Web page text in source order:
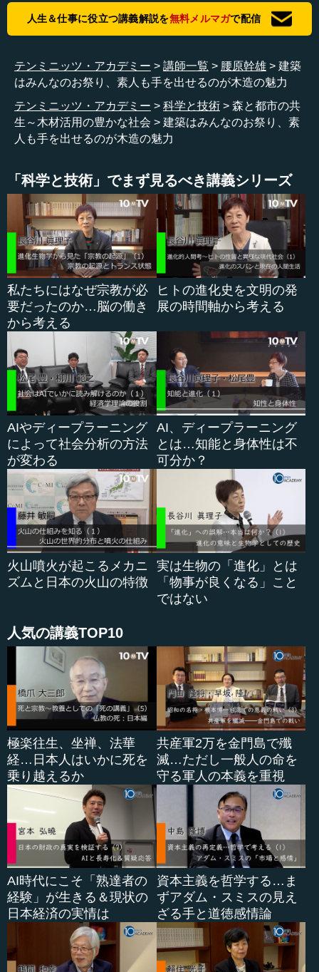
して使った場合、外に露出すると「雨掛かり」の高いハー
ドルがあるので、なかなか前面には出せない。でも、鉄筋
えるようにできるということです。この辺りが技術のジレ
ンマなのですが、将来的にはこういう建物も本当に木造で
完成できるようになるかもしれません。
今後問題になるのは、このような技術開発は案件、課題
がないと全く前に進めない点です。まさに「鶏が先か、卵
る技術がないから、建てません」と言われてしまうのです
が、「建てたい」と言われないと、技術もなかなか進歩し
ないわけです。
日本初の本格的な木造オフィスは、誰が建ててくれるこ
とになるのでしょうか。こういう講演会などでお話しする
ときに私は必ず、「皆さん、ぜひ本社ビルを木造にしてく
ださい。今なら『日本初』という冠がいくらでもついてき
ます」と言っています。ぜひやっていただきたいと思いま
す。
●「木の風景」を伝えるイベントは都会の中心で
私たちの活動では、「風景...
人生＆仕事に役立つ講義解説を無料メルマガで配信
テンミニッツ・アカデミー 講師一覧 腰原幹雄
建築
はみんなのお祭り、素人も手を出せるのが木造の魅力
テンミニッツ・アカデミー
科学と技術
森と都市の共
生～木材活用の豊かな社会
建築はみんなのお祭り、素
人も手を出せるのが木造の魅力
「科学と技術」でまず見るべき講義シリーズ
私たちにはなぜ宗教が必
要だったのか…脳の働き
から考える
ヒトの進化史を文明の発
展の時間軸から考える
AIやディープラーニング
によって社会分析の方法
が変わる
AI、ディープラーニング
とは…知能と身体性は不
可分か？
火山噴火が起こるメカニ
ズムと日本の火山の特徴
実は生物の「進化」とは
「物事が良くなる」こと
ではない
人気の講義TOP10
極楽往生、坐禅、法華
経…日本人はいかに死を
乗り越えるか
共産軍2万を金門島で殲
滅…ただし一般人の命を
守る軍人の本義を重視
AI時代にこそ「熟達者の
経験」が生きる＆現状の
日本経済の実情は
資本主義を哲学する…ま
ずアダム・スミスの見え
ざる手と道徳感情論